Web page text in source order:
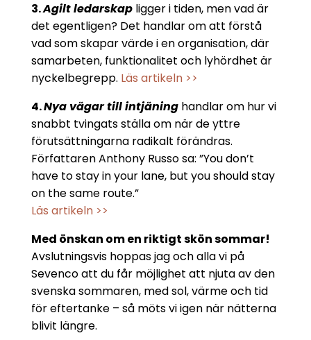
3.Agilt ledarskapligger i tiden, men vad är
det egentligen? Det handlar om att förstå
vad som skapar värde i en organisation, där
samarbeten, funktionalitet och lyhördhet är
nyckelbegrepp. Läs artikeln >>
4.Nya vägar till intjäninghandlar om hur vi
snabbt tvingats ställa om när de yttre
förutsättningarna radikalt förändras.
Författaren Anthony Russo sa: ”You don’t
have to stay in your lane, but you should stay
on the same route.”
Läs artikeln >>
Med önskan om en riktigt skön sommar!
Avslutningsvis hoppas jag och alla vi på
Sevenco att du får möjlighet att njuta av den
svenska sommaren, med sol, värme och tid
för eftertanke – så möts vi igen när nätterna
blivit längre.